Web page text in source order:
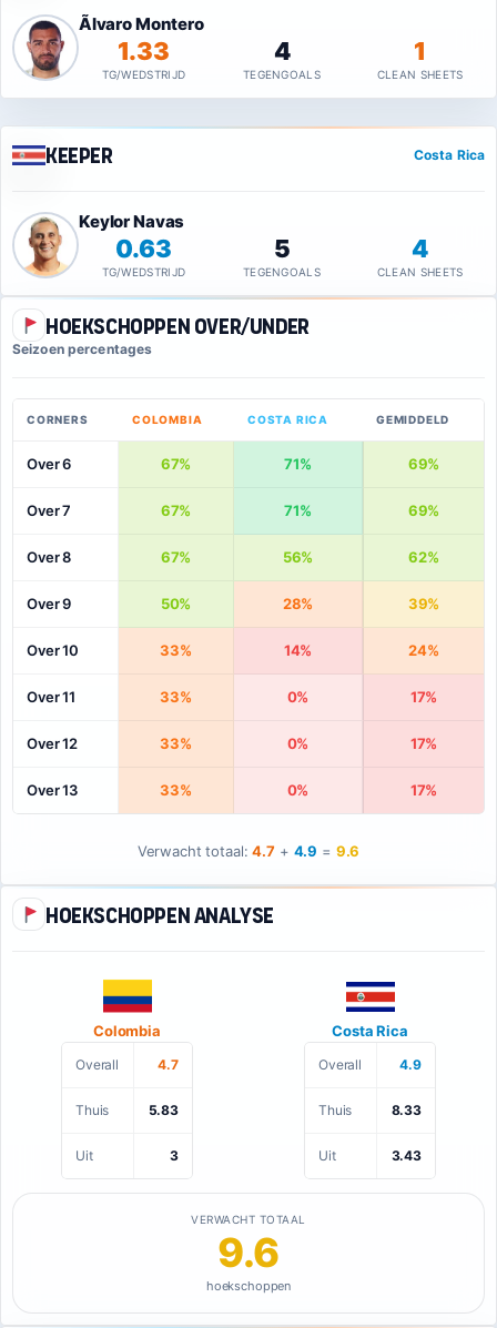
Ãlvaro Montero
1.33
TG/WEDSTRIJD
4
TEGENGOALS
1
CLEAN SHEETS
Keeper Costa Rica
Keylor Navas
0.63
TG/WEDSTRIJD
5
TEGENGOALS
4
CLEAN SHEETS
Hoekschoppen Over/Under
Seizoen percentages
CORNERS COLOMBIA COSTA RICA GEMIDDELD
Over 6 67% 71% 69%
Over 7 67% 71% 69%
Over 8 67% 56% 62%
Over 9 50% 28% 39%
Over 10 33% 14% 24%
Over 11 33% 0% 17%
Over 12 33% 0% 17%
Over 13 33% 0% 17%
Verwacht totaal:4.7+ 4.9 = 9.6
Hoekschoppen analyse
Colombia
Overall 4.7
Thuis 5.83
Uit 3
VERWACHT TOTAAL
9.6
hoekschoppen
Costa Rica
Overall 4.9
Thuis 8.33
Uit 3.43